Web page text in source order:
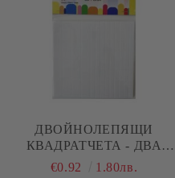
ДВОЙНОЛЕПЯЩИ
КВАДРАТЧЕТА - ДВА
РАЗМЕРА- 94 БР
€0.92 1.80лв.